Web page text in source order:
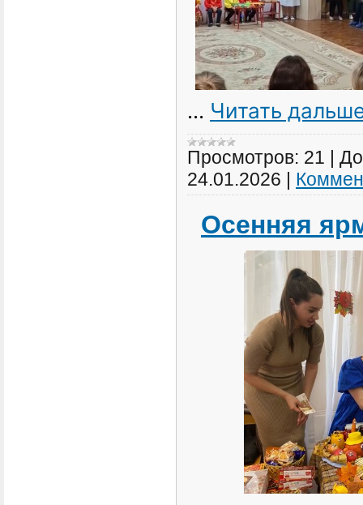
... Читать
Просмотров: 21 |
24.01.2026 |
Осенняя